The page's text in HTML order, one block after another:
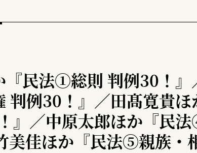
『民法①総則 判例30！』
判例30！』／田髙寛貴
』／中原太郎ほか『民
美佳ほか『民法⑤親族・